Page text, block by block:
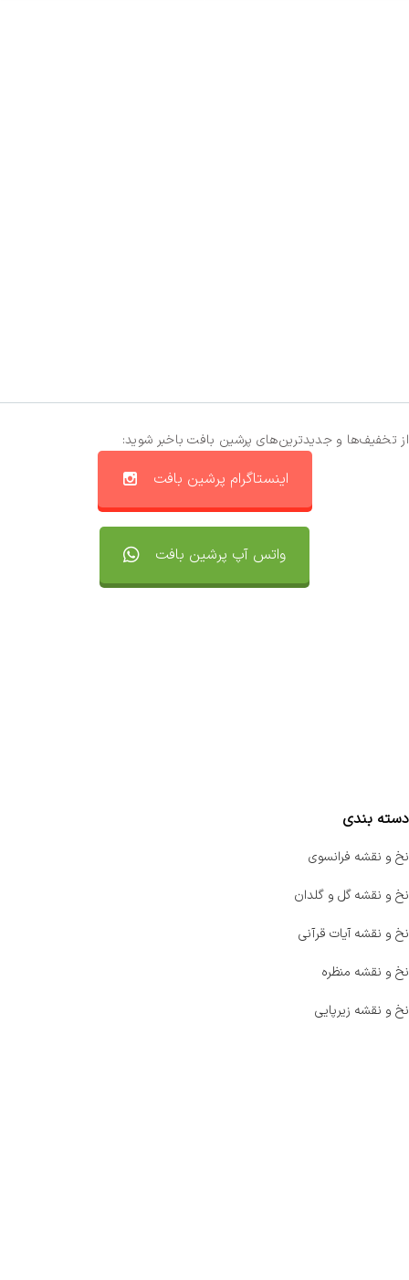
از تخفیف‌ها و جدیدترین‌های پرشین بافت باخبر شوید:
اینستاگرام پرشین بافت
واتس آپ پرشین بافت
دسته بندی
نخ و نقشه فرانسوی
نخ و نقشه گل و گلدان
نخ و نقشه آیات قرآنی
نخ و نقشه منظره
نخ و نقشه زیرپایی